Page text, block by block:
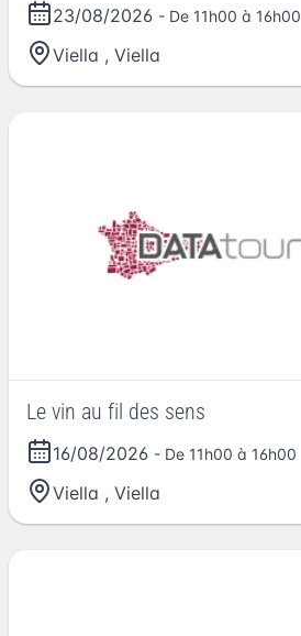
23/08/2026 - De 11h00 à 16h00
Viella , Viella
Le vin au fil des sens
16/08/2026 - De 11h00 à 16h00
Viella , Viella